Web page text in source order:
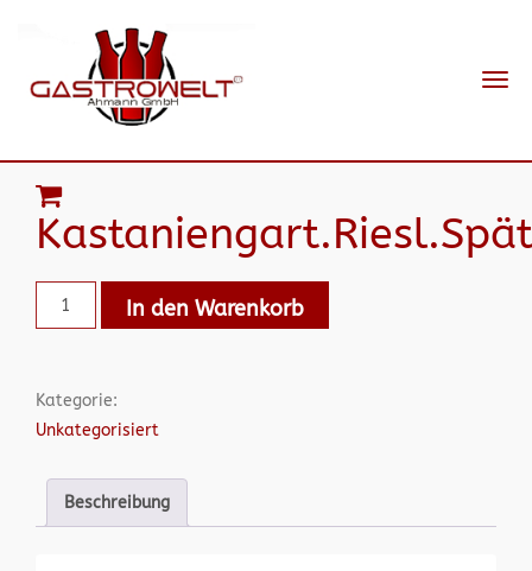
In den Warenkorb
Kategorie:
Unkategorisiert
Beschreibung